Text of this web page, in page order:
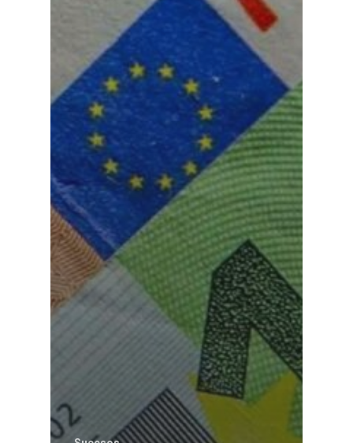
Castilla-La
Sanidad